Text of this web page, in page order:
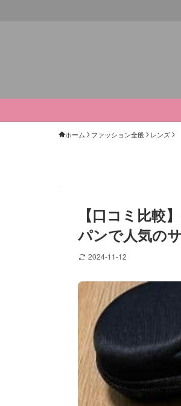
ホーム ファッション全般 レンズ
【口コミ比較
パンで人気の
2024-11-12